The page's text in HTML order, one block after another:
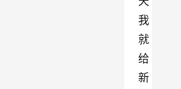
我
就
给
新